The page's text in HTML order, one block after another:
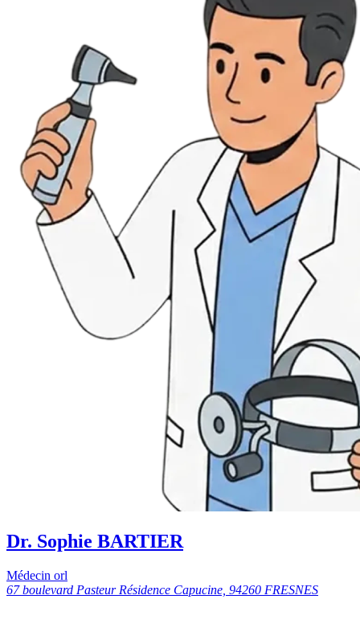
Dr. Sophie BARTIER
Médecin orl
67 boulevard Pasteur Résidence Capucine, 94260 FRESNES